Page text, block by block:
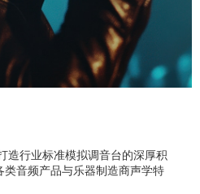
造行业标准模拟调音台的深厚积
音频产品与乐器制造商声学特